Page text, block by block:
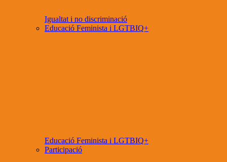
Igualtat i no discriminació
Educació Feminista i LGTBIQ+
Educació Feminista i LGTBIQ+
Participació